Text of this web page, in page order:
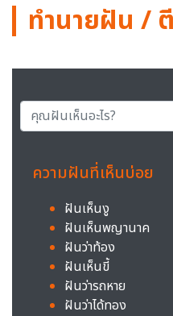
ทำนายฝัน /
ความฝันที่เห็นบ่อย
ฝันเห็นงู
ฝันเห็นพญานาค
ฝันว่าท้อง
ฝันเห็นขี้
ฝันว่ารถหาย
ฝันว่าได้ทอง